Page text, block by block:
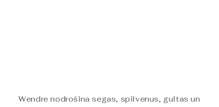
Wendre nodrošina segas, spilvenus, gultas un